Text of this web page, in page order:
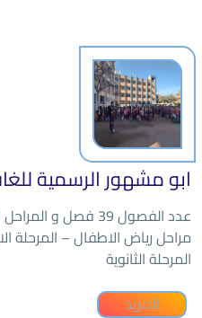
ابو مشهور الرسمية
عدد الفصول 39 فصل
مراحل ریاض الاطفال – المرحلة
المرحلة الثانویة
المزيد